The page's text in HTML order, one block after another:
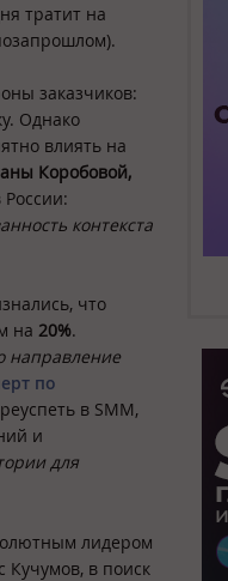
тратит на
заказчиков:
Однако
влиять на
Коробовой,
контекста
что
на 20%.
направление
по
в SMM,
и
для
лидером
Кучумов, в поиск